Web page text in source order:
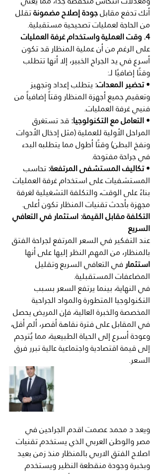
أنك تدفع مقابل جودة إصلاح مضمونة تقلل
من الحاجة لعمليات تصحيحية مستقبلية.
4. وقت العملية واستخدام غرفة العمليات
على الرغم من أن عملية المنظار قد تكون
أسرع في يد الجراح الخبير، إلا أنها تتطلب
وقتًا إضافيًا لـ:
• تحضير المعدات: يتطلب إعداد وتجهيز
وتعقيم جميع أجهزة المنظار وقتاً إضافياً من
فنيي غرفة العمليات.
• التعامل مع التكنولوجيا: قد تستغرق
المراحل الأولية للعملية (مثل إدخال الأدوات
ونفخ البطن) وقتًا أطول مما يتطلبه البدء
في جراحة مفتوحة.
• تكاليف المستشفى المرتفعة: تحاسب
المستشفيات على استخدام غرفة العمليات
بناءً على الوقت، والتكلفة التشغيلية لغرفة
مجهزة بأحدث تقنيات المنظار تكون أعلى.
التكلفة مقابل القيمة: استثمار في التعافي
السريع
عند التفكير في السعر المرتفع لجراحة الفتق
بالمنظار، من المهم النظر إليها على أنها
استثمار في التعافي السريع وتقليل
المضاعفات المستقبلية.
في النهاية، بينما يرتفع السعر بسبب
التكنولوجيا المتطورة والمواد الجراحية
المخصصة والخبرة العالية، فإن المريض يحصل
في المقابل على فترة نقاهة أقصر، ألم أقل،
وعودة أسرع إلى الحياة الطبيعية، مما يُترجم
إلى قيمة اقتصادية واجتماعية عالية تبرر فرق
السعر.
ويعد د محمد عصمت اقدم الجراحين في
مصر والوطن العربي الذي يستخدم تقنيات
اصلاح الفتق الاربي بالمنظار منذ زمن بعيد
وبخبرة وجودة منقطعة النظير ويستخدم